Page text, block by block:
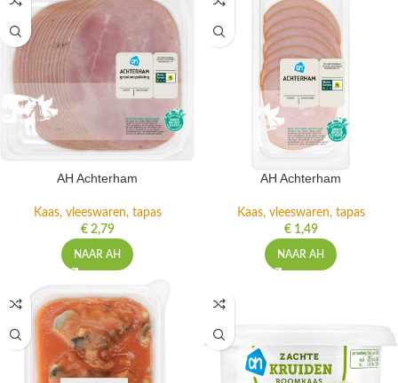
AH Achterham
Kaas, vleeswaren, tapas
€2,79
NAAR AH
AH Achterham
Kaas, vleeswaren, tapas
€1,49
NAAR AH